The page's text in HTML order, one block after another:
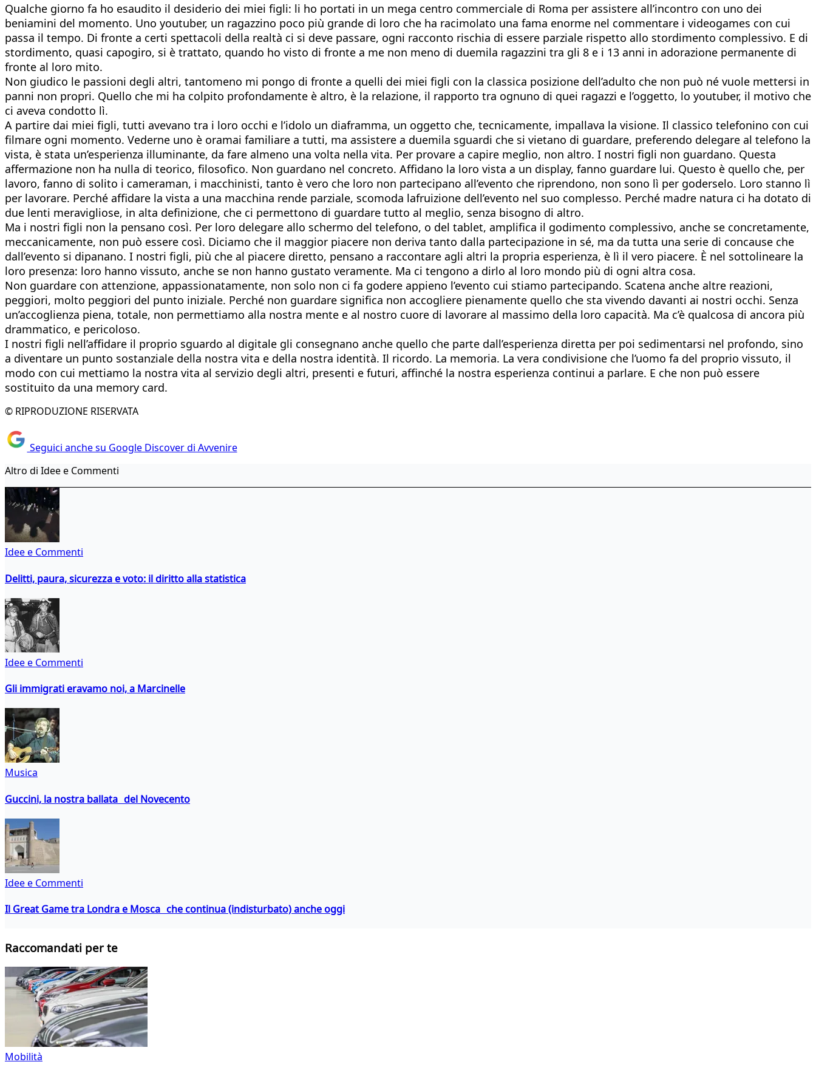
Qualche giorno fa ho esaudito il desiderio dei miei figli: li ho portati in un mega centro commerciale di Roma per assistere all’incontro con uno dei
beniamini del momento. Uno youtuber, un ragazzino poco più grande di loro che ha racimolato una fama enorme nel commentare i videogames con cui
passa il tempo. Di fronte a certi spettacoli della realtà ci si deve passare, ogni racconto rischia di essere parziale rispetto allo stordimento complessivo. E di
stordimento, quasi capogiro, si è trattato, quando ho visto di fronte a me non meno di duemila ragazzini tra gli 8 e i 13 anni in adorazione permanente di
fronte al loro mito.
Non giudico le passioni degli altri, tantomeno mi pongo di fronte a quelli dei miei figli con la classica posizione dell’adulto che non può né vuole mettersi in
panni non propri. Quello che mi ha colpito profondamente è altro, è la relazione, il rapporto tra ognuno di quei ragazzi e l’oggetto, lo youtuber, il motivo che
ci aveva condotto lì.
A partire dai miei figli, tutti avevano tra i loro occhi e l’idolo un diaframma, un oggetto che, tecnicamente, impallava la visione. Il classico telefonino con cui
filmare ogni momento. Vederne uno è oramai familiare a tutti, ma assistere a duemila sguardi che si vietano di guardare, preferendo delegare al telefono la
vista, è stata un’esperienza illuminante, da fare almeno una volta nella vita. Per provare a capire meglio, non altro. I nostri figli non guardano. Questa
affermazione non ha nulla di teorico, filosofico. Non guardano nel concreto. Affidano la loro vista a un display, fanno guardare lui. Questo è quello che, per
lavoro, fanno di solito i cameraman, i macchinisti, tanto è vero che loro non partecipano all’evento che riprendono, non sono lì per goderselo. Loro stanno lì
per lavorare. Perché affidare la vista a una macchina rende parziale, scomoda lafruizione dell’evento nel suo complesso. Perché madre natura ci ha dotato di
due lenti meravigliose, in alta definizione, che ci permettono di guardare tutto al meglio, senza bisogno di altro.
Ma i nostri figli non la pensano così. Per loro delegare allo schermo del telefono, o del tablet, amplifica il godimento complessivo, anche se concretamente,
meccanicamente, non può essere così. Diciamo che il maggior piacere non deriva tanto dalla partecipazione in sé, ma da tutta una serie di concause che
dall’evento si dipanano. I nostri figli, più che al piacere diretto, pensano a raccontare agli altri la propria esperienza, è lì il vero piacere. È nel sottolineare la
loro presenza: loro hanno vissuto, anche se non hanno gustato veramente. Ma ci tengono a dirlo al loro mondo più di ogni altra cosa.
Non guardare con attenzione, appassionatamente, non solo non ci fa godere appieno l’evento cui stiamo partecipando. Scatena anche altre reazioni,
peggiori, molto peggiori del punto iniziale. Perché non guardare significa non accogliere pienamente quello che sta vivendo davanti ai nostri occhi. Senza
un’accoglienza piena, totale, non permettiamo alla nostra mente e al nostro cuore di lavorare al massimo della loro capacità. Ma c’è qualcosa di ancora più
drammatico, e pericoloso.
I nostri figli nell’affidare il proprio sguardo al digitale gli consegnano anche quello che parte dall’esperienza diretta per poi sedimentarsi nel profondo, sino
a diventare un punto sostanziale della nostra vita e della nostra identità. Il ricordo. La memoria. La vera condivisione che l’uomo fa del proprio vissuto, il
modo con cui mettiamo la nostra vita al servizio degli altri, presenti e futuri, affinché la nostra esperienza continui a parlare. E che non può essere
sostituito da una memory card.
© RIPRODUZIONE RISERVATA
Seguici anche su Google Discover di Avvenire
Altro di Idee e Commenti
Idee e Commenti
Delitti, paura, sicurezza e voto: il diritto alla statistica
Idee e Commenti
Gli immigrati eravamo noi, a Marcinelle
Musica
Guccini, la nostra ballata del Novecento
Idee e Commenti
Il Great Game tra Londra e Mosca che continua (indisturbato) anche oggi
Raccomandati per te
Mobilità